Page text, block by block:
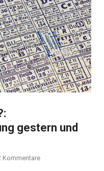
gestern und
Kommentarezu